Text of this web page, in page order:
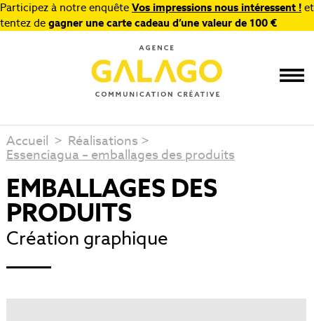
Participez à notre enquête Vos impressions nous intéressent ! et
tentez de gagner une carte cadeau d’une valeur de 100 €
Accueil > Réalisations >
Essenciagua – emballages des produits
EMBALLAGES DES
PRODUITS
Création graphique